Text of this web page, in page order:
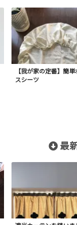
【我が家の定番】簡
スシーツ
最